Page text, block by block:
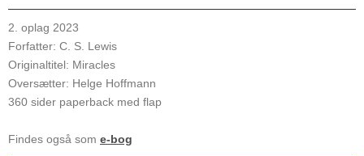
2. oplag 2023
Forfatter: C. S. Lewis
Originaltitel: Miracles
Oversætter: Helge Hoffmann
360 sider paperback med flap
Findes også som e-bog